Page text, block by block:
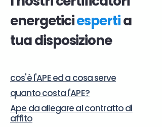
energeticiespertia
tua disposizione
cos'è l'APE ed a cosa serve
quanto costa l'APE?
Ape da allegare al contratto di
affito